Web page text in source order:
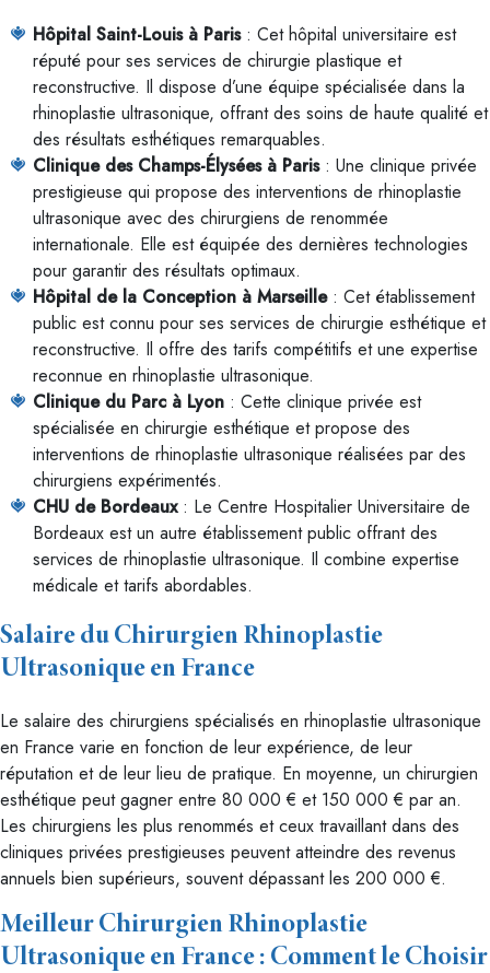
Hôpital Saint-Louis à Paris: Cet hôpital universitaire est
réputé pour ses services de chirurgie plastique et
reconstructive. Il dispose d’une équipe spécialisée dans la
rhinoplastie ultrasonique, offrant des soins de haute qualité et
des résultats esthétiques remarquables.
Clinique des Champs-Élysées à Paris: Une clinique privée
prestigieuse qui propose des interventions de rhinoplastie
ultrasonique avec des chirurgiens de renommée
internationale. Elle est équipée des dernières technologies
pour garantir des résultats optimaux.
Hôpital de la Conception à Marseille: Cet établissement
public est connu pour ses services de chirurgie esthétique et
reconstructive. Il offre des tarifs compétitifs et une expertise
reconnue en rhinoplastie ultrasonique.
Clinique du Parc à Lyon : Cette clinique privée est
spécialisée en chirurgie esthétique et propose des
interventions de rhinoplastie ultrasonique réalisées par des
chirurgiens expérimentés.
CHU de Bordeaux: Le Centre Hospitalier Universitaire de
Bordeaux est un autre établissement public offrant des
services de rhinoplastie ultrasonique. Il combine expertise
médicale et tarifs abordables.
Salaire du Chirurgien Rhinoplastie
Ultrasonique en France
Le salaire des chirurgiens spécialisés en rhinoplastie ultrasonique
en France varie en fonction de leur expérience, de leur
réputation et de leur lieu de pratique. En moyenne, un chirurgien
esthétique peut gagner entre 80 000 € et 150 000 € par an.
Les chirurgiens les plus renommés et ceux travaillant dans des
cliniques privées prestigieuses peuvent atteindre des revenus
annuels bien supérieurs, souvent dépassant les 200 000 €.
Meilleur Chirurgien Rhinoplastie
Ultrasonique en France : Comment le Choisir